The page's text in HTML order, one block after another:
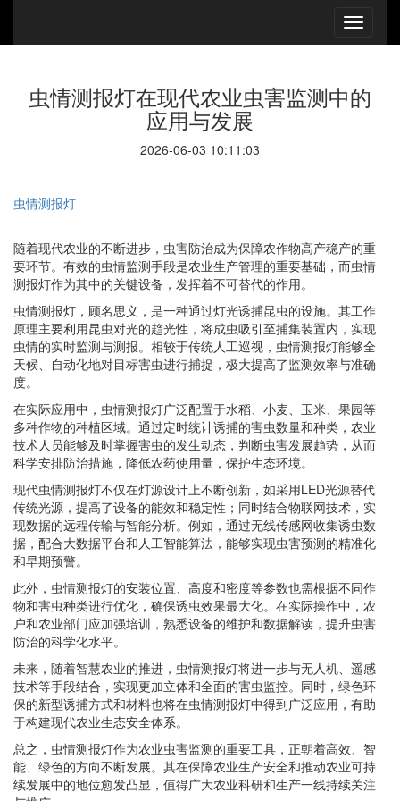
虫情测报灯在现代农业虫害监测中的
应用与发展
2026-06-03 10:11:03
虫情测报灯
随着现代农业的不断进步，虫害防治成为保障农作物高产稳产的重
要环节。有效的虫情监测手段是农业生产管理的重要基础，而虫情
测报灯作为其中的关键设备，发挥着不可替代的作用。
虫情测报灯，顾名思义，是一种通过灯光诱捕昆虫的设施。其工作
原理主要利用昆虫对光的趋光性，将成虫吸引至捕集装置内，实现
虫情的实时监测与测报。相较于传统人工巡视，虫情测报灯能够全
天候、自动化地对目标害虫进行捕捉，极大提高了监测效率与准确
度。
在实际应用中，虫情测报灯广泛配置于水稻、小麦、玉米、果园等
多种作物的种植区域。通过定时统计诱捕的害虫数量和种类，农业
技术人员能够及时掌握害虫的发生动态，判断虫害发展趋势，从而
科学安排防治措施，降低农药使用量，保护生态环境。
现代虫情测报灯不仅在灯源设计上不断创新，如采用LED光源替代
传统光源，提高了设备的能效和稳定性；同时结合物联网技术，实
现数据的远程传输与智能分析。例如，通过无线传感网收集诱虫数
据，配合大数据平台和人工智能算法，能够实现虫害预测的精准化
和早期预警。
此外，虫情测报灯的安装位置、高度和密度等参数也需根据不同作
物和害虫种类进行优化，确保诱虫效果最大化。在实际操作中，农
户和农业部门应加强培训，熟悉设备的维护和数据解读，提升虫害
防治的科学化水平。
未来，随着智慧农业的推进，虫情测报灯将进一步与无人机、遥感
技术等手段结合，实现更加立体和全面的害虫监控。同时，绿色环
保的新型诱捕方式和材料也将在虫情测报灯中得到广泛应用，有助
于构建现代农业生态安全体系。
总之，虫情测报灯作为农业虫害监测的重要工具，正朝着高效、智
能、绿色的方向不断发展。其在保障农业生产安全和推动农业可持
续发展中的地位愈发凸显，值得广大农业科研和生产一线持续关注